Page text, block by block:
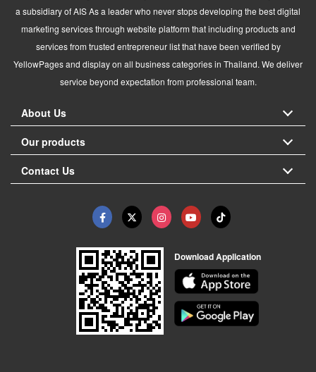
a subsidiary of AIS As a leader who never stops developing the best digital
marketing services through website platform that including products and
services from trusted entrepreneur list that have been verified by
YellowPages and display on all business categories in Thailand. We deliver
service beyond expectation from professional team.
About Us
Our products
Contact Us
Download Application